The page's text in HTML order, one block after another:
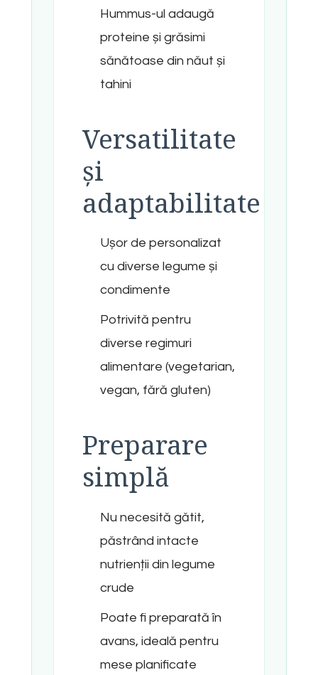
Hummus-ul adaugă
proteine și grăsimi
sănătoase din năut și
tahini
Versatilitate
și
adaptabilitate
Ușor de personalizat
cu diverse legume și
condimente
Potrivită pentru
diverse regimuri
alimentare (vegetarian,
vegan, fără gluten)
Preparare
simplă
Nu necesită gătit,
păstrând intacte
nutrienții din legume
crude
Poate fi preparată în
avans, ideală pentru
mese planificate